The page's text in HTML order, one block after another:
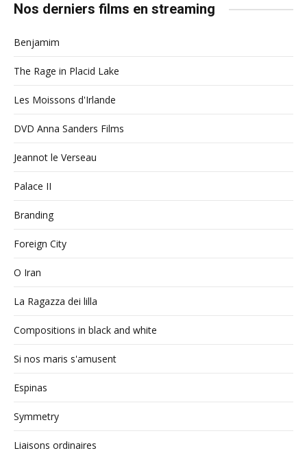
Nos derniers films en streaming
Benjamim
The Rage in Placid Lake
Les Moissons d'Irlande
DVD Anna Sanders Films
Jeannot le Verseau
Palace II
Branding
Foreign City
O Iran
La Ragazza dei lilla
Compositions in black and white
Si nos maris s'amusent
Espinas
Symmetry
Liaisons ordinaires